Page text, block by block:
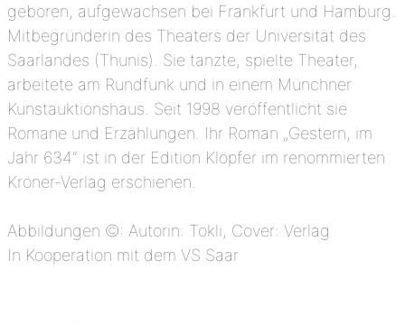
geboren, aufgewachsen bei Frankfurt und Hamburg.
Mitbegründerin des Theaters der Universität des
Saarlandes (Thunis). Sie tanzte, spielte Theater,
arbeitete am Rundfunk und in einem Münchner
Kunstauktionshaus. Seit 1998 veröffentlicht sie
Romane und Erzählungen. Ihr Roman „Gestern, im
Jahr 634“ ist in der Edition Klöpfer im renommierten
Kröner-Verlag erschienen.
Abbildungen ©: Autorin: Tokli, Cover: Verlag
In Kooperation mit dem VS Saar